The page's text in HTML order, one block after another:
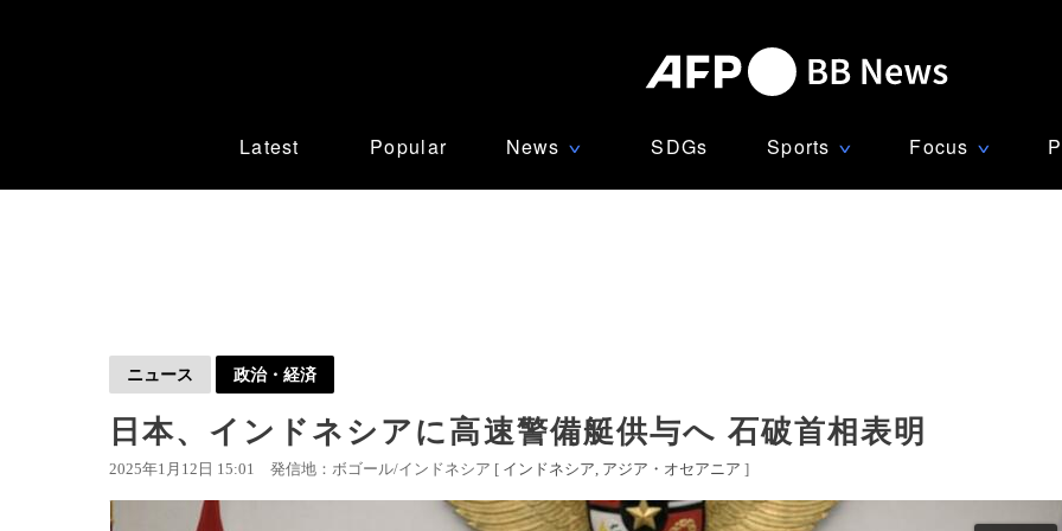
Latest Popular News ∨ SDGs Sports ∨ Focus ∨
ニュース 政治・経済
日本、インドネシアに高速警備艇供与へ 石破首相表明
2025年1月12日 15:01 発信地：ボゴール/インドネシア [ インドネシア アジア・オセアニア ]